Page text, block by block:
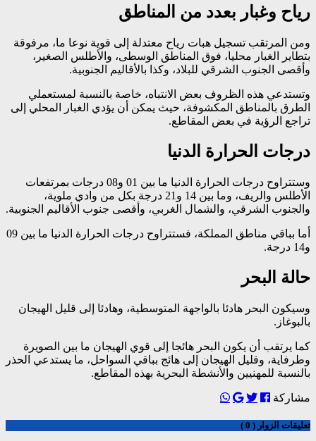
رياح وغبار بعدد من المناطق
ومن المرتقب تسجيل هبات رياح معتدلة إلى قوية نوعا ما، مرفوقة
بتطاير الغبار محليا، فوق المناطق الوسطى، والأطلس الصغير،
وأقصى الجنوب الشرقي للبلاد، وكذا بالأقاليم الجنوبية.
وتستدعي هذه الظروف بعض الانتباه، خاصة بالنسبة لمستعملي
الطرق بالمناطق المكشوفة، حيث يمكن أن يؤدي الغبار المحلي إلى
تراجع الرؤية في بعض المقاطع.
درجات الحرارة الدنيا
وستتراوح درجات الحرارة الدنيا ما بين 01 و08 درجات بمرتفعات
الأطلس والريف، وما بين 14 و21 درجة بكل من وادي ملوية،
والجنوب الشرقي، والشمال الغربي، وأقصى جنوب الأقاليم الجنوبية.
أما بباقي مناطق المملكة، فستتراوح درجات الحرارة الدنيا ما بين 09
و14 درجة.
حالة البحر
وسيكون البحر هادئا بالواجهة المتوسطية، وهادئا إلى قليل الهيجان
بالبوغاز.
كما يرتقب أن يكون البحر هائجا إلى قوي الهيجان ما بين الصويرة
وطرفاية، وقليل الهيجان إلى هائج بباقي السواحل، ما يستدعي الحذر
بالنسبة للمهنيين والأنشطة البحرية بهذه المقاطع.
مشاركة
تعليقات الزوار ( 0 )